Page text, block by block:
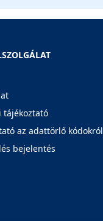
tájékoztató
az adattörlő kódokról
bejelentés